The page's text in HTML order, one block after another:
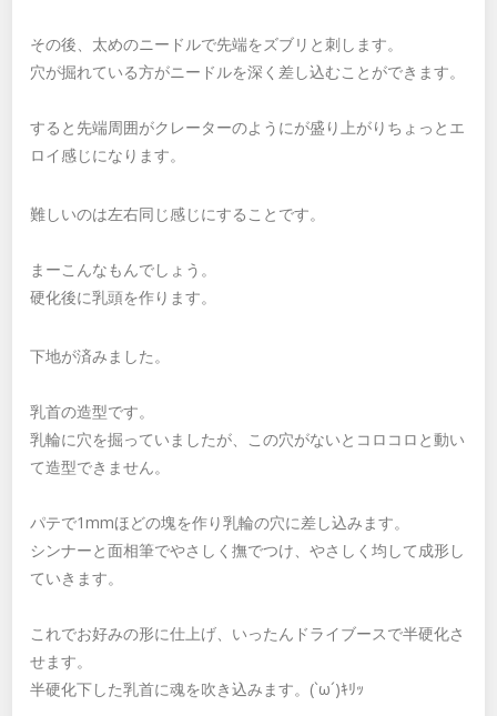
その後、太めのニードルで先端をズブリと刺します。
穴が掘れている方がニードルを深く差し込むことができます。
すると先端周囲がクレーターのようにが盛り上がりちょっとエ
ロイ感じになります。
難しいのは左右同じ感じにすることです。
まーこんなもんでしょう。
硬化後に乳頭を作ります。
下地が済みました。
乳首の造型です。
乳輪に穴を掘っていましたが、この穴がないとコロコロと動い
て造型できません。
パテで1mmほどの塊を作り乳輪の穴に差し込みます。
シンナーと面相筆でやさしく撫でつけ、やさしく均して成形し
ていきます。
これでお好みの形に仕上げ、いったんドライブースで半硬化さ
せます。
半硬化下した乳首に魂を吹き込みます。(`ω´)ｷﾘｯ